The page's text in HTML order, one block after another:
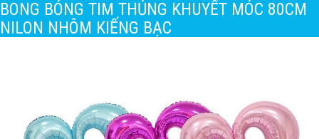
BONG BÓNG TIM THỦNG KHUYẾT MÓC 80CM
NILON NHÔM KIẾNG BẠC